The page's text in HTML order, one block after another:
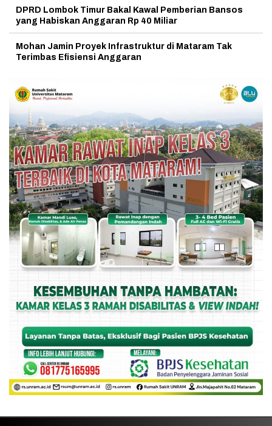
DPRD Lombok Timur Bakal Kawal Pemberian Bansos
yang Habiskan Anggaran Rp 40 Miliar
Mohan Jamin Proyek Infrastruktur di Mataram Tak
Terimbas Efisiensi Anggaran